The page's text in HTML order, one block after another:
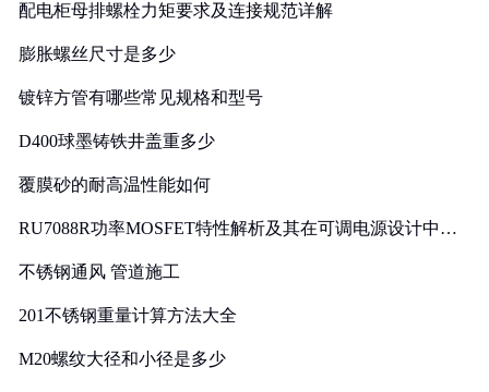
配电柜母排螺栓力矩要求及连接规范详解
膨胀螺丝尺寸是多少
镀锌方管有哪些常见规格和型号
D400球墨铸铁井盖重多少
覆膜砂的耐高温性能如何
RU7088R功率MOSFET特性解析及其在可调电源设计中的
不锈钢通风 管道施工
201不锈钢重量计算方法大全
M20螺纹大径和小径是多少